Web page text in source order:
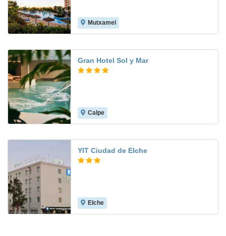
Mutxamel
Gran Hotel Sol y Mar
Calpe
YIT Ciudad de Elche
Elche